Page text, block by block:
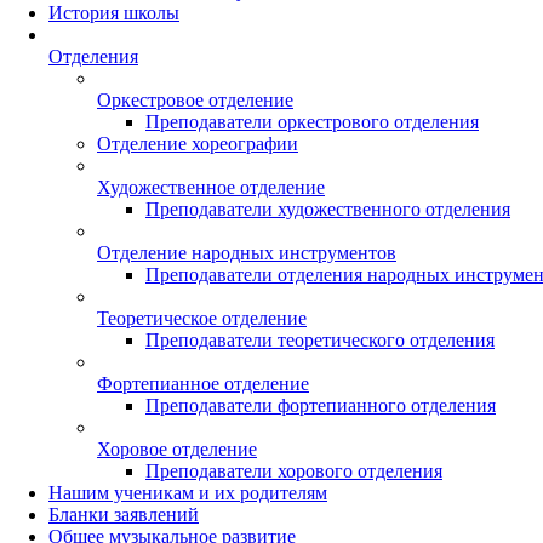
История школы
Отделения
Оркестровое отделение
Преподаватели оркестрового отделения
Отделение хореографии
Художественное отделение
Преподаватели художественного отделения
Отделение народных инструментов
Преподаватели отделения народных
Теоретическое отделение
Преподаватели теоретического отделения
Фортепианное отделение
Преподаватели фортепианного отделения
Хоровое отделение
Преподаватели хорового отделения
Нашим ученикам и их родителям
Бланки заявлений
Общее музыкальное развитие